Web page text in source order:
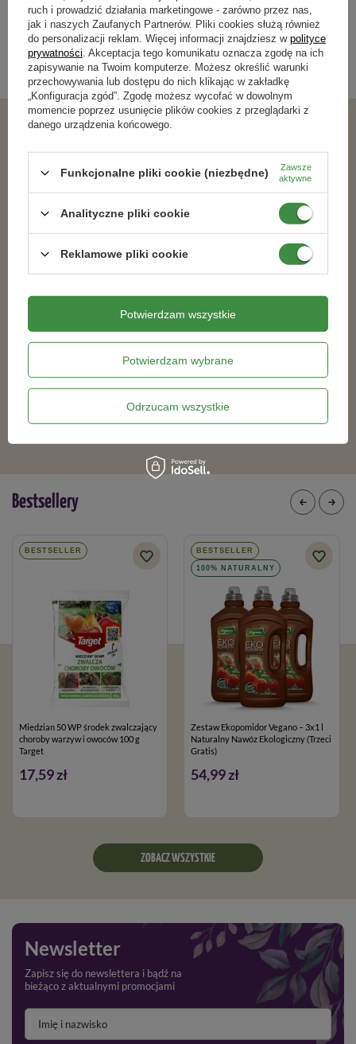
Kategorie powiązane
Szklarenki,Wielodoniczki,
Wielodoniczka WD 52x52x55/45 kw.
(szerokie dno)
Wielodoniczka WD 32x32x45/104
kw.
10,99 zł
Bestsellery
BESTSELLER
Miedzian 50 WP środek zwalczający
choroby warzyw i owoców 100 g
Target
17,59 zł
BESTSELLER
100% NATURALNY
Zestaw Ekopomidor Vegano – 3x1 l
Naturalny Nawóz Ekologiczny (Trzeci
Gratis)
54,99 zł
ZOBACZ WSZYSTKIE
Newsletter
Zapisz się do newslettera i bądź na
bieżąco z aktualnymi promocjami
ruch i prowadzić działania marketingowe - zarówno przez nas,
jak i naszych Zaufanych Partnerów. Pliki cookies służą również
do personalizacji reklam. Więcej informacji znajdziesz w polityce
prywatności . Akceptacja tego komunikatu oznacza zgodę na ich
zapisywanie na Twoim komputerze. Możesz określić warunki
przechowywania lub dostępu do nich klikając w zakładkę
„Konfiguracja zgód”. Zgodę możesz wycofać w dowolnym
momencie poprzez usunięcie plików cookies z przeglądarki z
danego urządzenia końcowego.
Funkcjonalne pliki cookie (niezbędne)
Zawsze
aktywne
Analityczne pliki cookie
Reklamowe pliki cookie
Potwierdzam wybrane
Odrzucam wszystkie
Potwierdzam wszystkie